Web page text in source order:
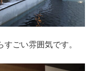
ごい雰囲気です。